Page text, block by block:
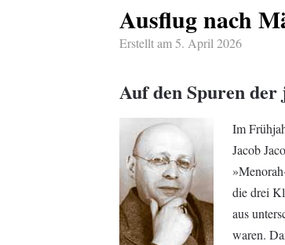
Ausflug nach
Erstellt am 5. April 2026
Auf den Spuren der
Im
Jacob
die drei
aus
waren.